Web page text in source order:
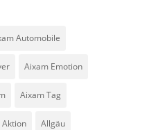
Automobile
Aixam Emotion
Aixam Tag
Aktion Allgäu